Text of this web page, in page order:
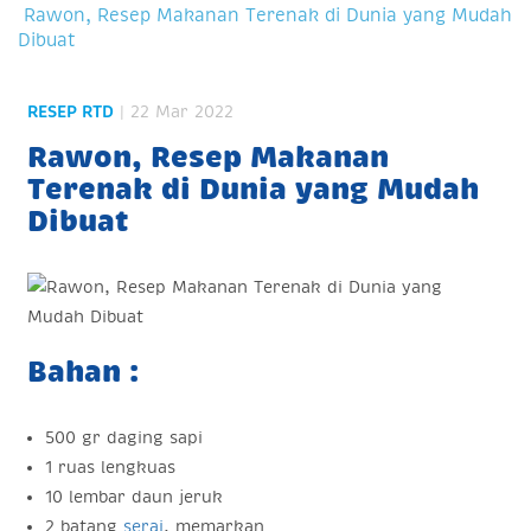
Rawon, Resep Makanan Terenak di Dunia yang Mudah
Dibuat
RESEP RTD | 22 Mar 2022
Rawon, Resep Makanan
Terenak di Dunia yang Mudah
Dibuat
Bahan :
500 gr daging sapi
1 ruas lengkuas
10 lembar daun jeruk
2 batang serai , memarkan